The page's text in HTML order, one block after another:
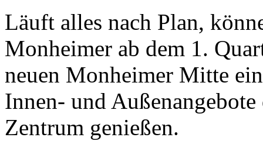
Läuft alles nach Plan,
Monheimer ab dem 1.
neuen Monheimer Mitte
Innen- und
Zentrum genießen.